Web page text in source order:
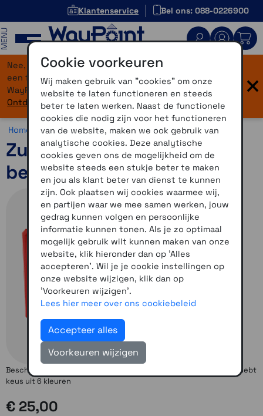
Klantenservice Bel ons: 088-0226900
Nee, je bent niet verdwaald! Onze website heeft
een flinke upgrade gekregen. Dezelfde vertrouwde
WayPoint-service, maar dan in een modern jasje.
Ontdek hier wat er allemaal nieuw is.
×
Home >Accessoires >Overig > Motor accessoires
Zumo XT(1)
beschermbumper rood
Bescherm je Zumo XT(1) tegen schade door vallen of stoten. Je hebt
keus uit 6 kleuren
€ 25,00
Cookie voorkeuren
Wij maken gebruik van "cookies" om onze
website te laten functioneren en steeds
beter te laten werken. Naast de functionele
cookies die nodig zijn voor het functioneren
van de website, maken we ook gebruik van
analytische cookies. Deze analytische
cookies geven ons de mogelijkheid om de
website steeds een stukje beter te maken
en jou als klant beter van dienst te kunnen
zijn. Ook plaatsen wij cookies waarmee wij,
en partijen waar we mee samen werken, jouw
gedrag kunnen volgen en persoonlijke
informatie kunnen tonen. Als je zo optimaal
mogelijk gebruik wilt kunnen maken van onze
website, klik hieronder dan op 'Alles
accepteren'. Wil je je cookie instellingen op
onze website wijzigen, klik dan op
'Voorkeuren wijzigen'.
Lees hier meer over ons cookiebeleid
Accepteer alles
Voorkeuren wijzigen